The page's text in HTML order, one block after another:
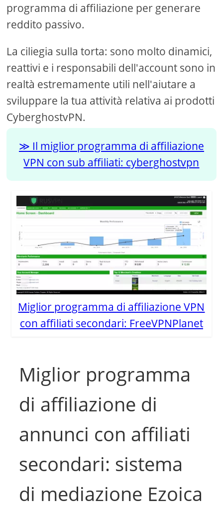
programma di affiliazione per generare
reddito passivo.
La ciliegia sulla torta: sono molto dinamici,
reattivi e i responsabili dell'account sono in
realtà estremamente utili nell'aiutare a
sviluppare la tua attività relativa ai prodotti
CyberghostvPN.
Il miglior programma di affiliazione
VPN con sub affiliati: cyberghostvpn
Miglior programma di affiliazione VPN
con affiliati secondari: FreeVPNPlanet
Miglior programma
di affiliazione di
annunci con affiliati
secondari: sistema
di mediazione Ezoica